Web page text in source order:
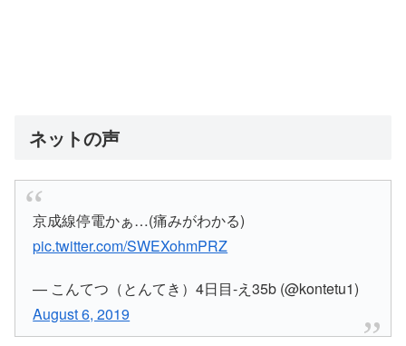
ネットの声
京成線停電かぁ…(痛みがわかる)
pic.twitter.com/SWEXohmPRZ
— こんてつ（とんてき）4日目-え35b (@kontetu1)
August 6, 2019